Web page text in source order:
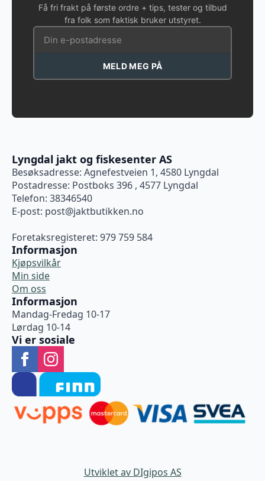
Få fri frakt på første ordre + tips, tester og tilbud
fra folk som faktisk bruker utstyret.
MELD MEG PÅ
Lyngdal jakt og fiskesenter AS
Besøksadresse: Agnefestveien 1, 4580 Lyngdal
Postadresse: Postboks 396 , 4577 Lyngdal
Telefon: 38346540
E-post: post@jaktbutikken.no
Foretaksregisteret: 979 759 584
Informasjon
Kjøpsvilkår
Min side
Om oss
Informasjon
Mandag-Fredag 10-17
Lørdag 10-14
Vi er sosiale
Utviklet av DIgipos AS